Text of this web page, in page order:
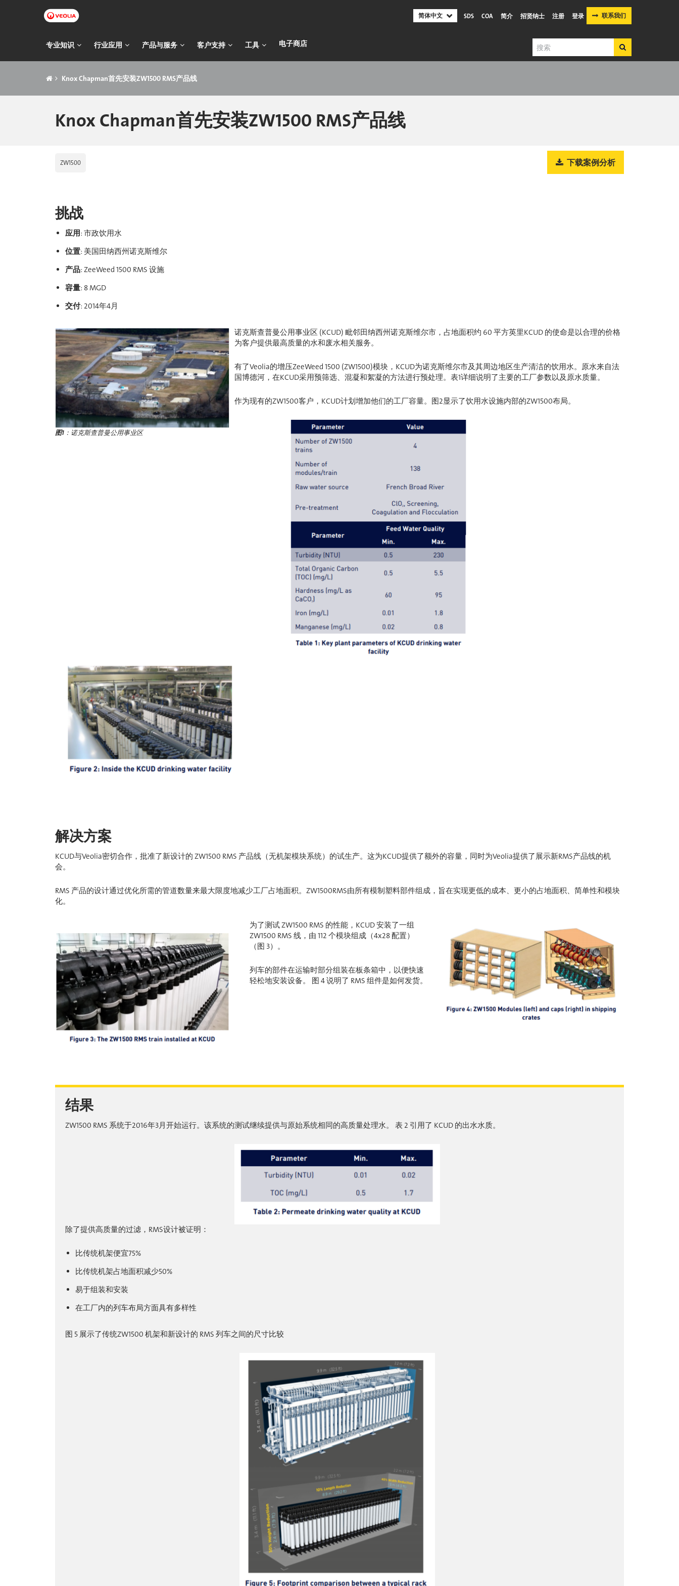
内
简体中文 SDS COA 简介 招贤纳士 注册 登录 联系我们
主
导
航
专业知识 行业应用 产品与服务 客户支持 工具 电子商店​​​​​​​
搜
索
搜
索
迹
航
Knox Chapman首先安装ZW1500 RMS产品线
Knox Chapman首先安装ZW1500 RMS产品线
ZW1500 下载案例分析
挑战
应用: 市政饮用水
位置: 美国田纳西州诺克斯维尔
产品: ZeeWeed 1500 RMS 设施
容量: 8 MGD
交付: 2014年4月
图1 ：诺克斯查普曼公用事业区
诺克斯查普曼公用事业区 (KCUD) 毗邻田纳西州诺克斯维尔市，占地面积约 60 平方英里KCUD 的使命是以合理的价格
为客户提供最高质量的水和废水相关服务。
有了Veolia的增压ZeeWeed 1500 (ZW1500)模块，KCUD为诺克斯维尔市及其周边地区生产清洁的饮用水。原水来自法
国博德河，在KCUD采用预筛选、混凝和絮凝的方法进行预处理。表1详细说明了主要的工厂参数以及原水质量。
作为现有的ZW1500客户，KCUD计划增加他们的工厂容量。图2显示了饮用水设施内部的ZW1500布局。
解决方案
KCUD与Veolia密切合作，批准了新设计的 ZW1500 RMS 产品线（无机架模块系统）的试生产。这为KCUD提供了额外的容量，同时为Veolia提供了展示新RMS产品线的机
会。
RMS 产品的设计通过优化所需的管道数量来最大限度地减少工厂占地面积。ZW1500RMS由所有模制塑料部件组成，旨在实现更低的成本、更小的占地面积、简单性和模块
化。
为了测试 ZW1500 RMS 的性能，KCUD 安装了一组
ZW1500 RMS 线，由 112 个模块组成（4x28 配置）
（图 3）。
列车的部件在运输时部分组装在板条箱中，以便快速
轻松地安装设备。 图 4 说明了 RMS 组件是如何发货。
结果
ZW1500 RMS 系统于2016年3月开始运行。该系统的测试继续提供与原始系统相同的高质量处理水。 表 2 引用了 KCUD 的出水水质。
除了提供高质量的过滤，RMS设计被证明：
比传统机架便宜75%
比传统机架占地面积减少50%
易于组装和安装
在工厂内的列车布局方面具有多样性
图 5 展示了传统ZW1500 机架和新设计的 RMS 列车之间的尺寸比较